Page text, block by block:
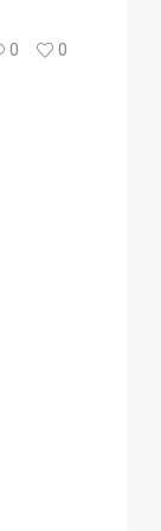
0 0